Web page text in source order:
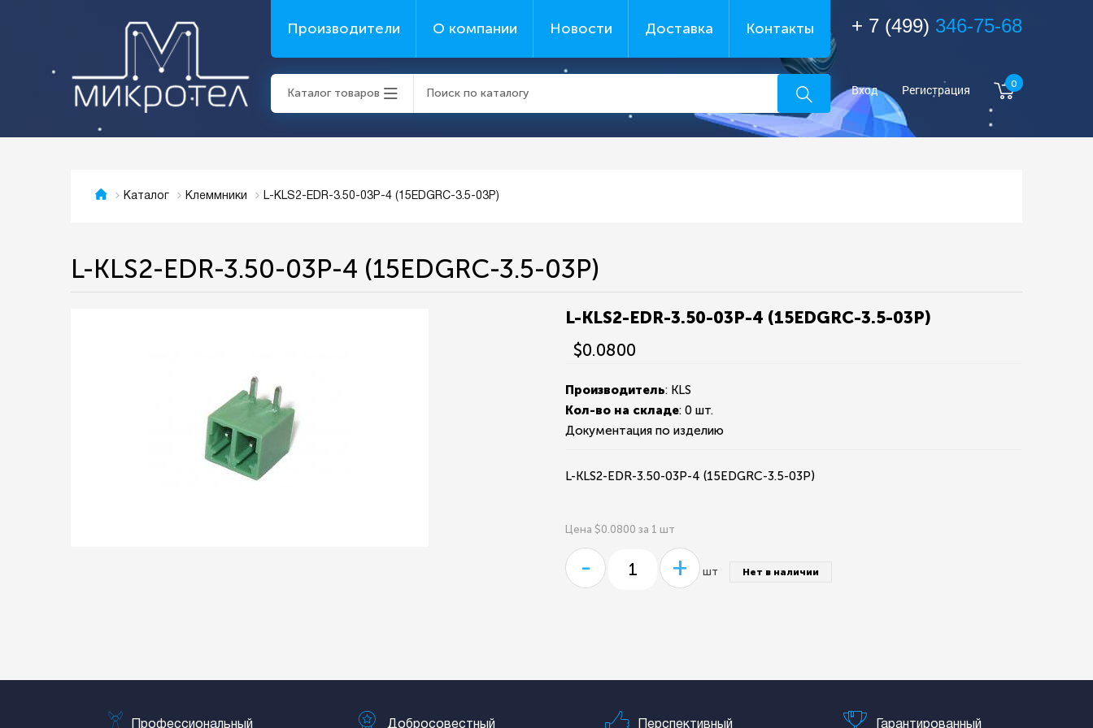
Производители О компании Новости Доставка Контакты
Каталог товаров
+ 7 (499) 346-75-68
Вход Регистрация 0
Каталог Клеммники L-KLS2-EDR-3.50-03P-4 (15EDGRC-3.5-03P)
L-KLS2-EDR-3.50-03P-4 (15EDGRC-3.5-03P)
L-KLS2-EDR-3.50-03P-4 (15EDGRC-3.5-03P)
$0.0800
Производитель: KLS
Кол-во на складе:0 шт.
Документация по изделию
L-KLS2-EDR-3.50-03P-4 (15EDGRC-3.5-03P)
Цена $0.0800 за 1 шт
- + шт Нет в наличии
Профессиональный Добросовестный Перспективный Гарантированный